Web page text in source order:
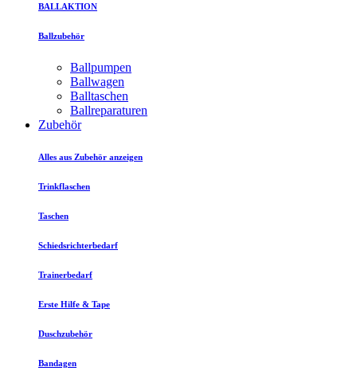
BALLAKTION
Ballzubehör
Ballpumpen
Ballwagen
Balltaschen
Ballreparaturen
Zubehör
Alles aus Zubehör anzeigen
Trinkflaschen
Taschen
Schiedsrichterbedarf
Trainerbedarf
Erste Hilfe & Tape
Duschzubehör
Bandagen